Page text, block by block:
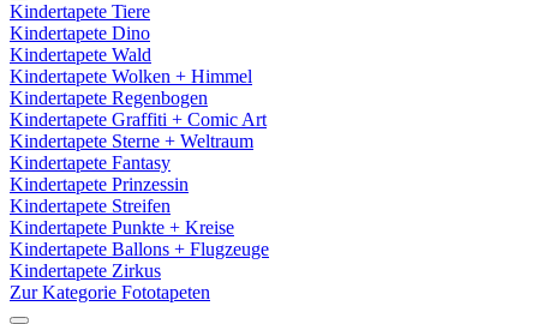
Kindertapete Tiere
Kindertapete Dino
Kindertapete Wald
Kindertapete Wolken + Himmel
Kindertapete Regenbogen
Kindertapete Graffiti + Comic Art
Kindertapete Sterne + Weltraum
Kindertapete Fantasy
Kindertapete Prinzessin
Kindertapete Streifen
Kindertapete Punkte + Kreise
Kindertapete Ballons + Flugzeuge
Kindertapete Zirkus
Zur Kategorie Fototapeten